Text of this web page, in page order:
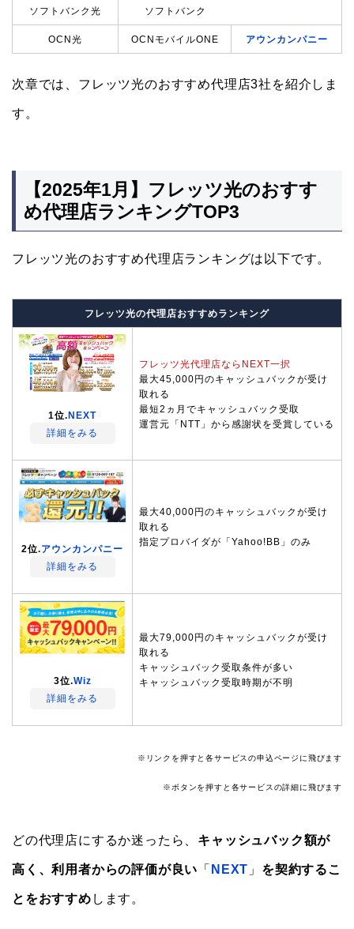
ソフトバンク光 ソフトバンク
OCN光 OCNモバイルONE アウンカンパニー
次章では、フレッツ光のおすすめ代理店3社を紹介しま
す。
【2025年1月】フレッツ光のおすす
め代理店ランキングTOP3
フレッツ光のおすすめ代理店ランキングは以下です。
フレッツ光の代理店おすすめランキング
1位. NEXT
詳細をみる
フレッツ光代理店ならNEXT一択
最大45,000円のキャッシュバックが受け
取れる
最短2ヵ月でキャッシュバック受取
運営元「NTT」から感謝状を受賞している
2位.アウンカンパニー
詳細をみる
最大40,000円のキャッシュバックが受け
取れる
指定プロバイダが「Yahoo!BB」のみ
3位.Wiz
詳細をみる
最大79,000円のキャッシュバックが受け
取れる
キャッシュバック受取条件が多い
キャッシュバック受取時期が不明
※リンクを押すと各サービスの申込ページに飛びます
※ボタンを押すと各サービスの詳細に飛びます
どの代理店にするか迷ったら、 キャッシュバック額が
高く、利用者からの評価が良い 「 NEXT 」 を契約するこ
とをおすすめ します。